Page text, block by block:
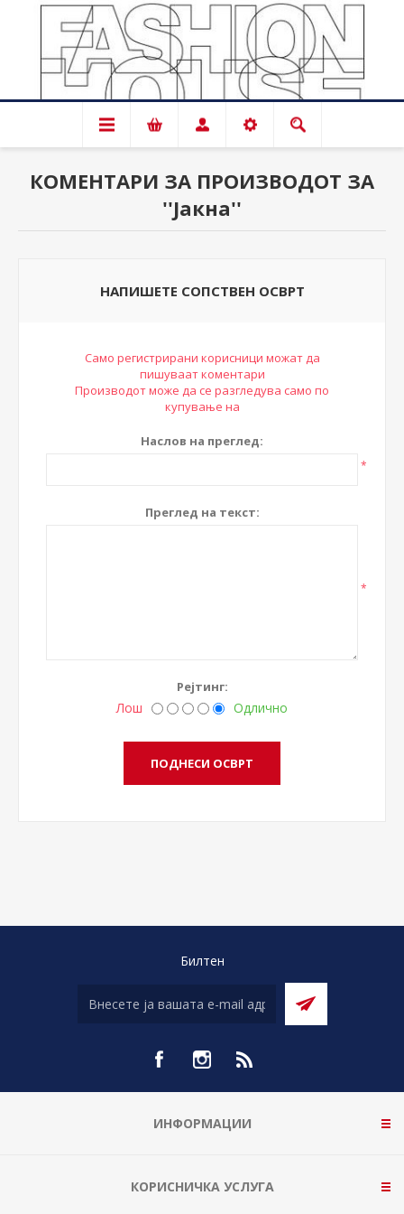
КОМЕНТАРИ ЗА ПРОИЗВОДОТ ЗА
Јакна
НАПИШЕТЕ СОПСТВЕН ОСВРТ
Само регистрирани корисници можат да
пишуваат коментари
Производот може да се разгледува само по
купување на
Наслов на преглед:
*
Преглед на текст:
*
Рејтинг:
Лош Одлично
Билтен
ИНФОРМАЦИИ
КОРИСНИЧКА УСЛУГА